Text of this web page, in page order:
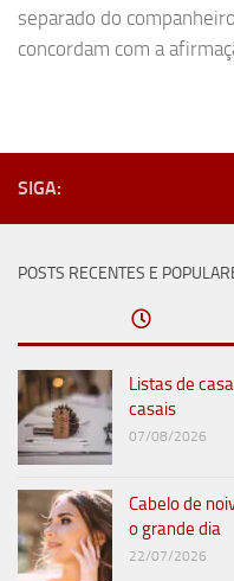
separado do
concordam com a
SIGA:
POSTS RECENTES E
Listas de
casais
07/08/2026
Cabelo de
o grande dia
22/07/2026